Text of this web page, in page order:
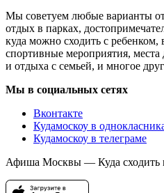
Мы советуем любые варианты
отдых в парках,
куда можно сходить с ребенком,
спортивные мероприятия, места
и отдыха с семьей, и многое
Мы в социальных сетях
Вконтакте
Кудамоскоу в
Кудамоскоу в телеграме
Афиша Москвы — Куда сходить